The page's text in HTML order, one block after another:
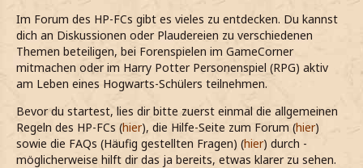
Im Forum des HP-FCs gibt es vieles zu entdecken. Du kannst
dich an Diskussionen oder Plaudereien zu verschiedenen
Themen beteiligen, bei Forenspielen im GameCorner
mitmachen oder im Harry Potter Personenspiel (RPG) aktiv
am Leben eines Hogwarts-Schülers teilnehmen.
Bevor du startest, lies dir bitte zuerst einmal die allgemeinen
Regeln des HP-FCs (hier), die Hilfe-Seite zum Forum (hier)
sowie die FAQs (Häufig gestellten Fragen) (hier) durch -
möglicherweise hilft dir das ja bereits, etwas klarer zu sehen.